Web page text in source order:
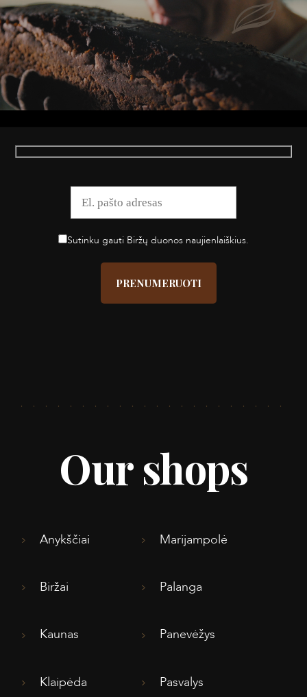
Sutinku gauti Biržų duonos naujienlaiškius.
Our shops
Anykščiai
Biržai
Kaunas
Klaipėda
Marijampolė
Palanga
Panevėžys
Pasvalys